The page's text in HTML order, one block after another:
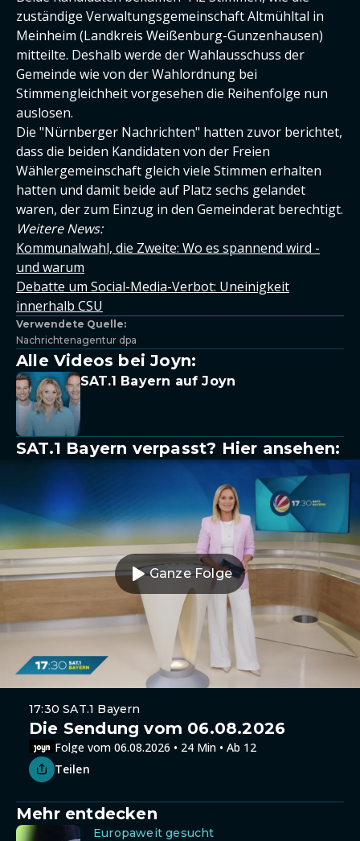
zuständige Verwaltungsgemeinschaft Altmühltal in
Meinheim (Landkreis Weißenburg-Gunzenhausen)
mitteilte. Deshalb werde der Wahlausschuss der
Gemeinde wie von der Wahlordnung bei
Stimmengleichheit vorgesehen die Reihenfolge nun
auslosen.
Die "Nürnberger Nachrichten" hatten zuvor berichtet,
dass die beiden Kandidaten von der Freien
Wählergemeinschaft gleich viele Stimmen erhalten
hatten und damit beide auf Platz sechs gelandet
waren, der zum Einzug in den Gemeinderat berechtigt.
Weitere News:
Kommunalwahl, die Zweite: Wo es spannend wird -
und warum
Debatte um Social-Media-Verbot: Uneinigkeit
innerhalb CSU
Verwendete Quelle:
Nachrichtenagentur dpa
Alle Videos bei Joyn:
SAT.1 Bayern auf Joyn
SAT.1 Bayern verpasst? Hier ansehen:
Ganze Folge
17:30 SAT.1 Bayern
Die Sendung vom 06.08.2026
Folge vom 06.08.2026 • 24 Min • Ab 12
Teilen
Mehr entdecken
Europaweit gesucht